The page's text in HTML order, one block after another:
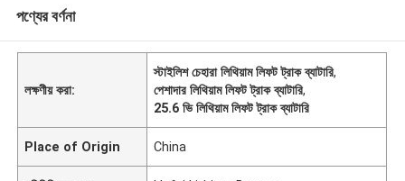
পণ্যের বর্ণনা
লক্ষণীয় করা:
স্টাইলিশ চেহারা লিথিয়াম লিফট ট্রাক ব্যাটারি,
পেশাদার লিথিয়াম লিফট ট্রাক ব্যাটারি,
25.6 ভি লিথিয়াম লিফট ট্রাক ব্যাটারি
Place of Origin China